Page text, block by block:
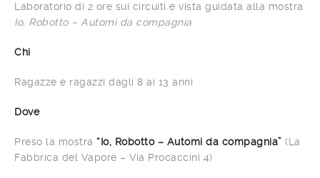
Laboratorio di 2 ore sui circuiti e vista guidata alla mostra
Io, Robotto – Automi da compagnia
Chi
Ragazze e ragazzi dagli 8 ai 13 anni
Dove
Preso la mostra “Io, Robotto – Automi da compagnia” (La
Fabbrica del Vapore – Via Procaccini 4)